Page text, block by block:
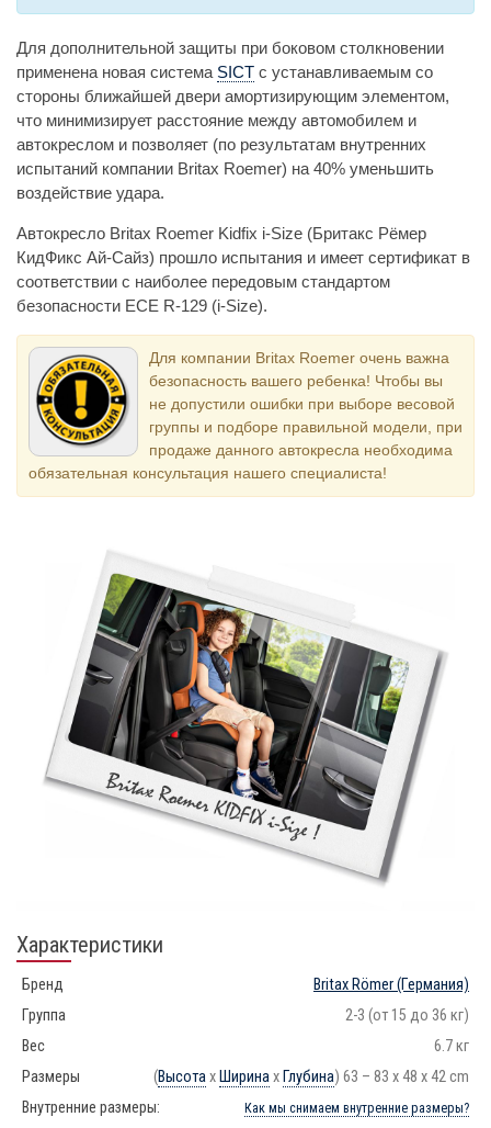
Для дополнительной защиты при боковом столкновении
применена новая система SICT с устанавливаемым со
стороны ближайшей двери амортизирующим элементом,
что минимизирует расстояние между автомобилем и
автокреслом и позволяет (по результатам внутренних
испытаний компании Britax Roemer) на 40% уменьшить
воздействие удара.
Автокресло Britax Roemer Kidfix i-Size (Бритакс Рёмер
КидФикс Ай-Сайз) прошло испытания и имеет сертификат в
соответствии с наиболее передовым стандартом
безопасности ECE R-129 (i-Size).
Для компании Britax Roemer очень важна
безопасность вашего ребенка! Чтобы вы
не допустили ошибки при выборе весовой
группы и подборе правильной модели, при
продаже данного автокресла необходима
обязательная консультация нашего специалиста!
Характеристики
Бренд Britax Römer(Германия)
Группа
2-3 (от 15 до 36 кг)
Вес
6.7 кг
Размеры
(Высотах Ширинах Глубина) 63 – 83 x 48 x 42 cm
Внутренние размеры:
Как мы снимаем внутренние размеры?